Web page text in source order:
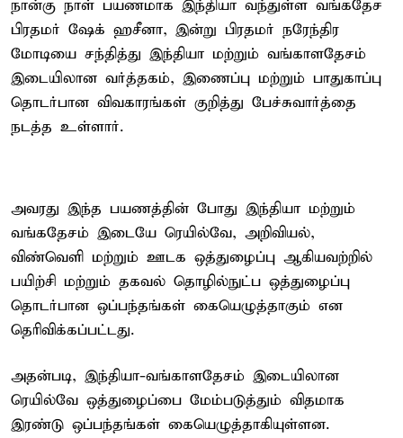
நான்கு நாள் பயணமாக இந்தியா வந்துள்ள வங்கதேச
பிரதமர் ஷேக் ஹசீனா, இன்று பிரதமர் நரேந்திர
மோடியை சந்தித்து இந்தியா மற்றும் வங்காளதேசம்
இடையிலான வர்த்தகம், இணைப்பு மற்றும் பாதுகாப்பு
தொடர்பான விவகாரங்கள் குறித்து பேச்சுவார்த்தை
நடத்த உள்ளார்.
அவரது இந்த பயணத்தின் போது இந்தியா மற்றும்
வங்கதேசம் இடையே ரெயில்வே, அறிவியல்,
விண்வெளி மற்றும் ஊடக ஒத்துழைப்பு ஆகியவற்றில்
பயிற்சி மற்றும் தகவல் தொழில்நுட்ப ஒத்துழைப்பு
தொடர்பான ஒப்பந்தங்கள் கையெழுத்தாகும் என
தெரிவிக்கப்பட்டது.
அதன்படி, இந்தியா-வங்காளதேசம் இடையிலான
ரெயில்வே ஒத்துழைப்பை மேம்படுத்தும் விதமாக
இரண்டு ஒப்பந்தங்கள் கையெழுத்தாகியுள்ளன.